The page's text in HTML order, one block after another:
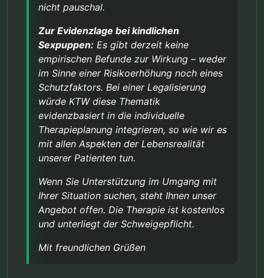
nicht pauschal.
Zur Evidenzlage bei kindlichen
Sexpuppen: Es gibt derzeit keine
empirischen Befunde zur Wirkung – weder
im Sinne einer Risikoerhöhung noch eines
Schutzfaktors. Bei einer Legalisierung
würde KTW diese Thematik
evidenzbasiert in die individuelle
Therapieplanung integrieren, so wie wir es
mit allen Aspekten der Lebensrealität
unserer Patienten tun.
Wenn Sie Unterstützung im Umgang mit
Ihrer Situation suchen, steht Ihnen unser
Angebot offen. Die Therapie ist kostenlos
und unterliegt der Schweigepflicht.
Mit freundlichen Grüßen